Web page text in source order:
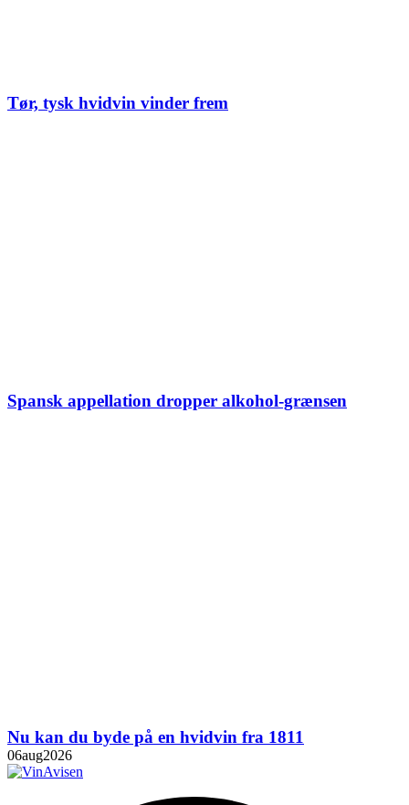
Tør, tysk hvidvin vinder frem
Spansk appellation dropper alkohol-grænsen
Nu kan du byde på en hvidvin fra 1811
06aug2026